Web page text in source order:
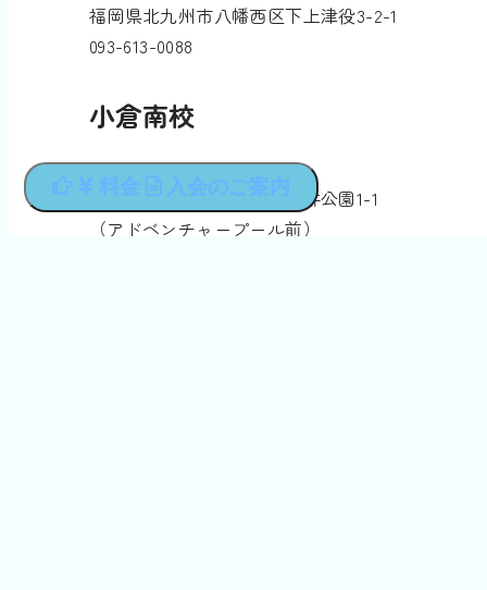
福岡県北九州市八幡西区下上津役3-2-1
093-613-0088
小倉南校
〒802-0984
福岡県北九州市小倉南区志井公園1-1
（アドベンチャープール前）
料金 入会のご案内